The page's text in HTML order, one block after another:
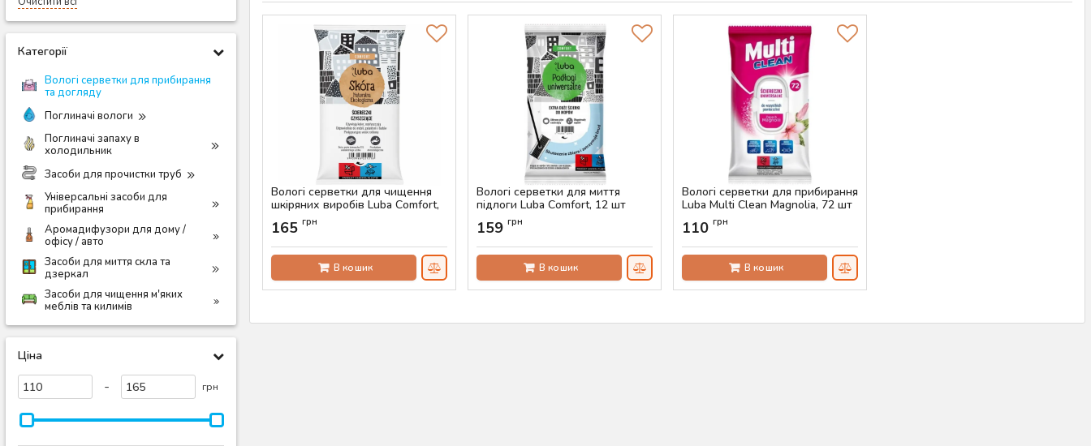
Категорії
Вологі серветки для прибирання
та догляду
Поглиначі вологи
Поглиначі запаху в
холодильник
Засоби для прочистки труб
Універсальні засоби для
прибирання
Аромадифузори для дому /
офісу / авто
Засоби для миття скла та
дзеркал
Засоби для чищення м'яких
меблів та килимів
Ціна
- грн
Вологі серветки для чищення
шкіряних виробів Luba Comfort,
Артикул:
165 грн
В кошик
Вологі серветки для миття
підлоги Luba Comfort, 12 шт
Артикул:AS-00278
159 грн
В кошик
Вологі серветки для прибирання
Luba Multi Clean Magnolia, 72 шт
Артикул:AS-00276
110 грн
В кошик